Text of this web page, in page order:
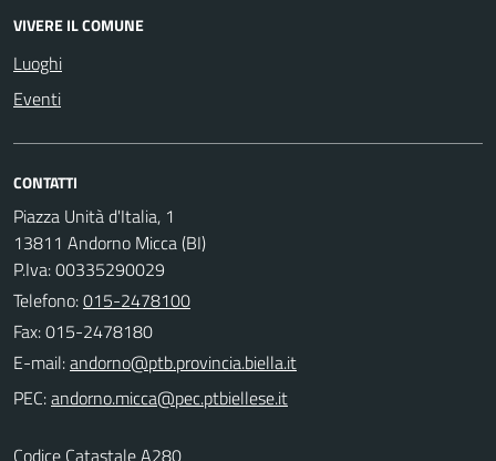
VIVERE IL COMUNE
Luoghi
Eventi
CONTATTI
Piazza Unità d'Italia, 1
13811 Andorno Micca (BI)
P.Iva: 00335290029
Telefono:015-2478100
Fax: 015-2478180
E-mail:
PEC:
Codice Catastale A280